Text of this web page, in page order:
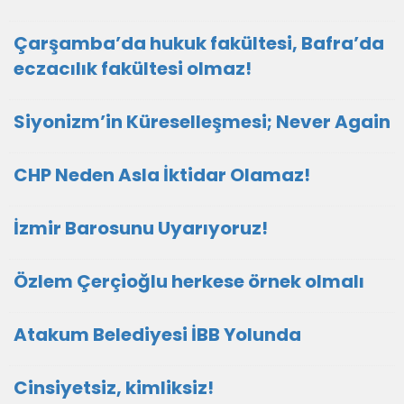
Çarşamba’da hukuk fakültesi, Bafra’da
eczacılık fakültesi olmaz!
Siyonizm’in Küreselleşmesi; Never Again
CHP Neden Asla İktidar Olamaz!
İzmir Barosunu Uyarıyoruz!
Özlem Çerçioğlu herkese örnek olmalı
Atakum Belediyesi İBB Yolunda
Cinsiyetsiz, kimliksiz!